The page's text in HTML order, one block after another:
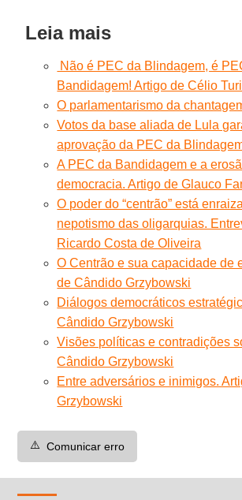
Leia mais
Não é PEC da Blindagem, é
Bandidagem! Artigo de Célio
O parlamentarismo da
Votos da base aliada de Lula
aprovação da PEC da
A PEC da Bandidagem e a
democracia. Artigo de Glauco
O poder do “centrão” está
nepotismo das oligarquias.
Ricardo Costa de Oliveira
O Centrão e sua capacidade de
de Cândido Grzybowski
Diálogos democráticos
Cândido Grzybowski
Visões políticas e contradições
Cândido Grzybowski
Entre adversários e inimigos.
Grzybowski
⚠️ Comunicar erro